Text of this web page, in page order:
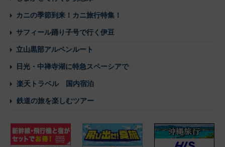
カニの季節到来！カニ旅行特集！
サフィール踊り子号で行く伊豆
立山黒部アルペンルート
日光・中禅寺湖に特急スペーシアで
楽天トラベル 国内宿泊
鉄道の旅を楽しむツアー